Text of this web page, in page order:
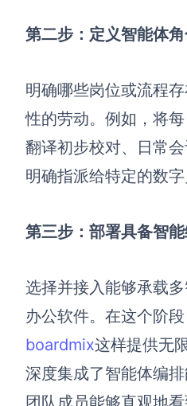
第二步：定义智能体
明确哪些岗位或流程
性的劳动。例如，将
翻译初步校对、日常
明确指派给特定的数字
第三步：部署具备智
选择并接入能够承载
办公软件。在这个阶
boardmix这样提供无
深度集成了智能体编
团队成员能够直观地